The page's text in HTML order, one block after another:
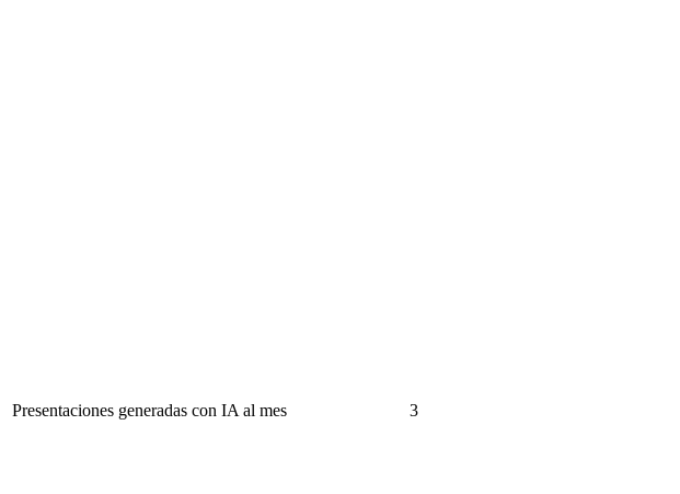
Presentaciones generadas con IA al mes 3